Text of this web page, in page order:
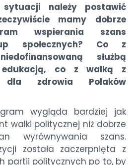
należy postawić
mamy dobrze
wspierania szans
społecznych? Co z
służbą
co z walką z
dla zdrowia Polaków
wygląda bardziej jak
walki politycznej niż dobrze
wyrównywania szans.
została zaczerpnięta z
partii politycznych po to, by